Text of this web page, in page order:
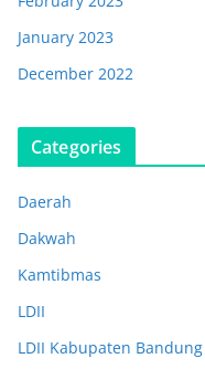
January 2023
December 2022
Categories
Daerah
Dakwah
Kamtibmas
LDII
LDII Kabupaten Bandung